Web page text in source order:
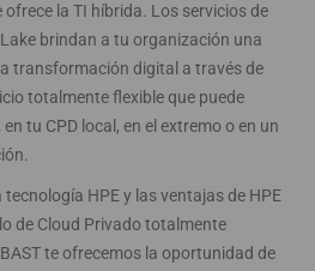
la TI híbrida. Los servicios de
brindan a tu organización una
transformación digital a través de
totalmente flexible que puede
tu CPD local, en el extremo o en un
HPE y las ventajas de HPE
de Cloud Privado totalmente
te ofrecemos la oportunidad de